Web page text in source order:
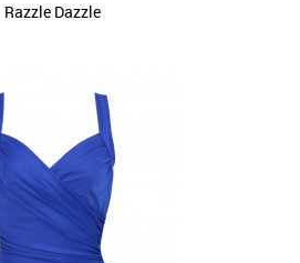
Razzle Dazzle